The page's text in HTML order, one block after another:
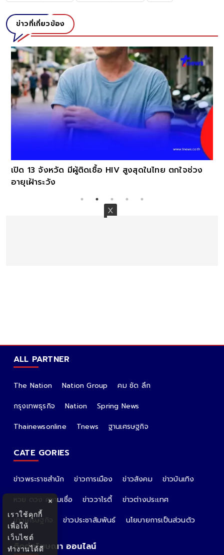
ข่าวที่เกี่ยวข้อง
เปิด 13 จังหวัด มีผู้ติดเชื้อ HIV สูงสุดในไทย ตกใจช่วง
อายุเฝ้าระวัง
ALL PARTNER
The Nation Nation Group
คม ชัด ลึก
กรุงเทพธุรกิจ
Nation
Spring News
Thainewsonline
Tnews ฐานเศรษฐกิจ
CATE GORIES
ข่าวพระราชสำนัก ข่าวการเมือง ข่าวสังคม
ข่าวบันเทิง
หวย ดวง ความเชื่อ
ข่าววาไรตี้
ข่าวต่างประเทศ
ข่าวเศรษฐกิจ
ข่าวประชาสัมพันธ์ นโยบายการเป็นส่วนตัว
ติดต่อโฆษณา ออนไลน์
×
เราใช้คุกกี้
เพื่อให้
เว็บไซต์
ทำงานได้ดี